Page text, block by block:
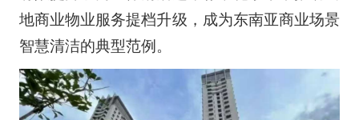
地商业物业服务提档升级，成为东南亚商业场景
智慧清洁的典型范例。